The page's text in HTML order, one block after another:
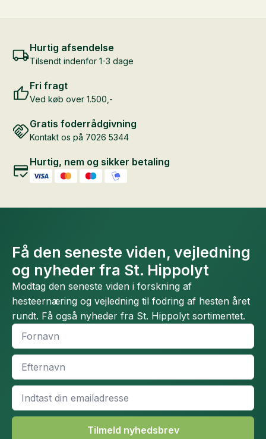
Hurtig afsendelse
Tilsendt indenfor 1-3 dage
Fri fragt
Ved køb over 1.500,-
Gratis foderrådgivning
Kontakt os på 7026 5344
Hurtig, nem og sikker betaling
Få den seneste viden, vejledning
og nyheder fra St. Hippolyt
Modtag den seneste viden i forskning af
hesteernæring og vejledning til fodring af hesten året
rundt. Få også nyheder fra St. Hippolyt sortimentet.
Fornavn
Efternavn
Email
Tilmeld nyhedsbrev